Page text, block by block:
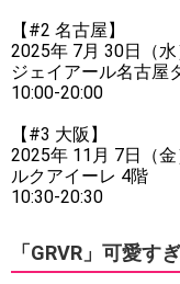
【#2 名古屋】
2025年 7月 30日（水
ジェイアール名古屋
10:00-20:00
【#3 大阪】
2025年 11月 7日（金
ルクアイーレ 4階
10:30-20:30
「GRVR」可愛